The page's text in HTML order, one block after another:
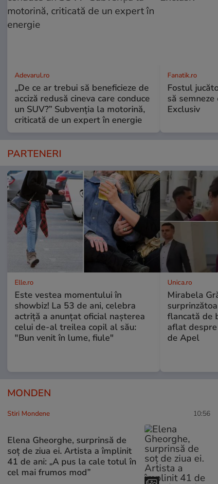
Adevarul.ro
„De ce ar trebui să beneficieze de
acciză redusă cineva care conduce
un SUV?” Subvenția la motorină,
criticată de un expert în energie
Fanatik.ro
Fostul
să semneze
Exclusiv
PARTENERI
Elle.ro
Este vestea momentului în
showbiz! La 53 de ani, celebra
actriță a anunțat oficial nașterea
celui de-al treilea copil al său:
"Bun venit în lume, fiule"
Unica.ro
Mirabela
flancată de
aflat
de Apel
MONDEN
Stiri Mondene 10:56
Elena Gheorghe, surprinsă de
soț de ziua ei. Artista a împlinit
41 de ani: „A pus la cale totul în
cel mai frumos mod”